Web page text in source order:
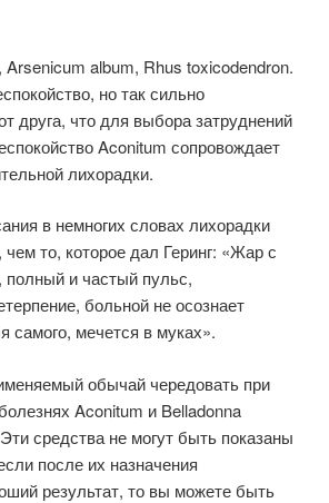
album, Rhus toxicodendron.
но так сильно
друга, что для выбора затруднений
Aconitum сопровождает
лихорадки.
в немногих словах лихорадки
то, которое дал Геринг: «Жар с
и частый пульс,
больной не осознает
самого, мечется в муках».
обычай чередовать при
Aconitum и Belladonna
средства не могут быть показаны
после их назначения
результат, то вы можете быть